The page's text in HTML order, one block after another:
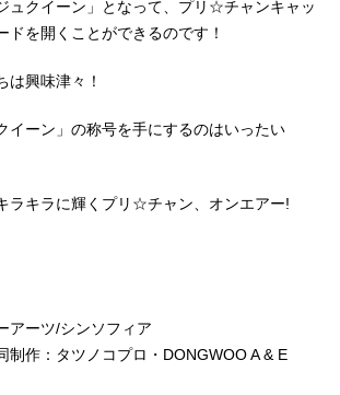
ュクイーン」となって、プリ☆チャンキャッ
ドを開くことができるのです！
は興味津々！
イーン」の称号を手にするのはいったい
ラキラに輝くプリ☆チャン、オンエアー!
アーツ/シンソフィア
制作：タツノコプロ・DONGWOO A & E